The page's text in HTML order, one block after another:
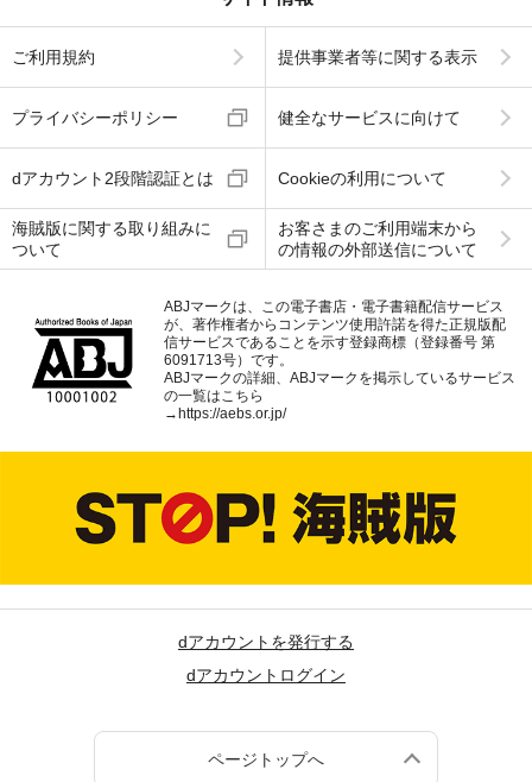
ご利用規約 提供事業者等に関する表示
プライバシーポリシー 健全なサービスに向けて
dアカウント2段階認証とは Cookieの利用について
海賊版に関する取り組みに
ついて
お客さまのご利用端末から
の情報の外部送信について
ABJマークは、この電子書店・電子書籍配信サービス
が、著作権者からコンテンツ使用許諾を得た正規版配
信サービスであることを示す登録商標（登録番号 第
6091713号）です。
ABJマークの詳細、ABJマークを掲示しているサービス
の一覧はこちら
→ https://aebs.or.jp/
dアカウントを発行する
dアカウントログイン
ページトップへ